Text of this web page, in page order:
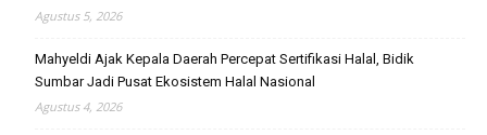
Agustus 5, 2026
Mahyeldi Ajak Kepala Daerah Percepat Sertifikasi Halal, Bidik
Sumbar Jadi Pusat Ekosistem Halal Nasional
Agustus 4, 2026